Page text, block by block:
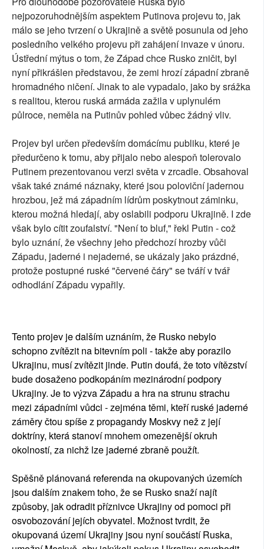
nejpozoruhodnějším aspektem Putinova projevu to, jak
málo se jeho tvrzení o Ukrajině a světě posunula od jeho
posledního velkého projevu při zahájení invaze v únoru.
Ústřední mýtus o tom, že Západ chce Rusko zničit, byl
nyní přikrášlen představou, že zemi hrozí západní zbraně
hromadného ničení. Jinak to ale vypadalo, jako by srážka
s realitou, kterou ruská armáda zažila v uplynulém
půlroce, neměla na Putinův pohled vůbec žádný vliv.
Projev byl určen především domácímu publiku, které je
předurčeno k tomu, aby přijalo nebo alespoň tolerovalo
Putinem prezentovanou verzi světa v zrcadle. Obsahoval
však také známé náznaky, které jsou poloviční jadernou
hrozbou, jež má západním lídrům poskytnout záminku,
kterou možná hledají, aby oslabili podporu Ukrajině. I zde
však bylo cítit zoufalství. "Není to bluf," řekl Putin - což
bylo uznání, že všechny jeho předchozí hrozby vůči
Západu, jaderné i nejaderné, se ukázaly jako prázdné,
protože postupné ruské "červené čáry" se tváří v tvář
odhodlání Západu vypařily.
Tento projev je dalším uznáním, že Rusko nebylo
schopno zvítězit na bitevním poli - takže aby porazilo
Ukrajinu, musí zvítězit jinde. Putin doufá, že toto vítězství
bude dosaženo podkopáním mezinárodní podpory
Ukrajiny. Je to výzva Západu a hra na strunu strachu
mezi západními vůdci - zejména těmi, kteří ruské jaderné
záměry čtou spíše z propagandy Moskvy než z její
doktríny, která stanoví mnohem omezenější okruh
okolností, za nichž lze jaderné zbraně použít.
Spěšně plánovaná referenda na okupovaných územích
jsou dalším znakem toho, že se Rusko snaží najít
způsoby, jak odradit příznivce Ukrajiny od pomoci při
osvobozování jejích obyvatel. Možnost tvrdit, že
okupovaná území Ukrajiny jsou nyní součástí Ruska,